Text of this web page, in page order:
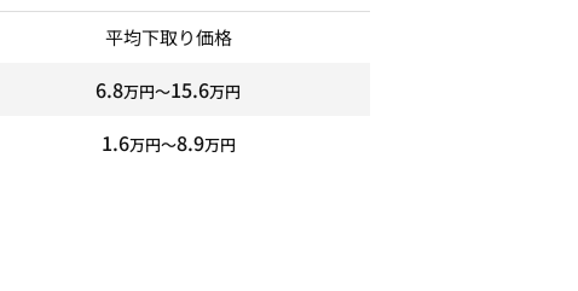
平均下取り価格
6.8万円〜15.6万円
1.6万円〜8.9万円